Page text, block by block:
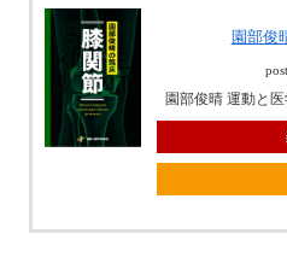
園部俊
園部俊晴 運動と